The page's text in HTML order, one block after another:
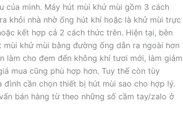
của mình. Máy hút mùi khử mùi gồm 3 cách
khỏi nhà nhờ ống hút khí hoặc là khử mùi trực
kết hợp cả 2 cách thức trên. Hiện tại, bên
khử mùi bằng đường ống dẫn ra ngoài hơn
làm cho đem đến không khí tươi mới, làm giảm
mua cũng phù hợp hơn. Tuy thế còn tùy
cần chọn thiết bị hút mùi sao cho hợp lý.
bán hàng từ theo những số cầm tay/zalo ở